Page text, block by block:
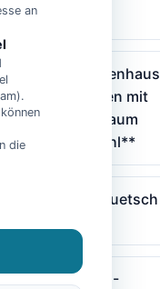
Luxus Ferienhaus
für 6 Personen mit
Fitnessraum
Fahrstuhl**
Bühler Quetsch
Plesse 2 -
an
die